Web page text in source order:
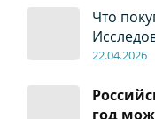
Что
22.04.2026
год